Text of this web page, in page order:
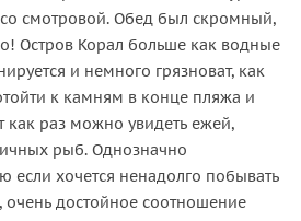
смотровой. Обед был скромный,
Остров Корал больше как водные
и немного грязноват, как
к камням в конце пляжа и
как раз можно увидеть ежей,
рыб. Однозначно
если хочется ненадолго побывать
очень достойное соотношение